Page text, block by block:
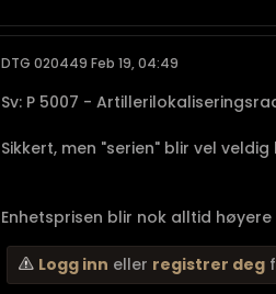
DTG 020449 Feb 19, 04:49
Sv: P 5007 -
Sikkert, men "serien" blir vel
Enhetsprisen blir nok alltid
Logg inn eller registrer deg